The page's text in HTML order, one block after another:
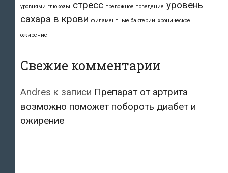
уровнями глюкозы стресс тревожное поведение уровень
сахара в крови филаментные бактерии хроническое
ожирение
Свежие комментарии
Andres к записи Препарат от артрита
возможно поможет побороть диабет и
ожирение